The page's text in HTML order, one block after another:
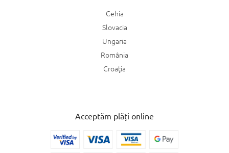
Cehia
Slovacia
Ungaria
România
Croaţia
Acceptăm plăți online